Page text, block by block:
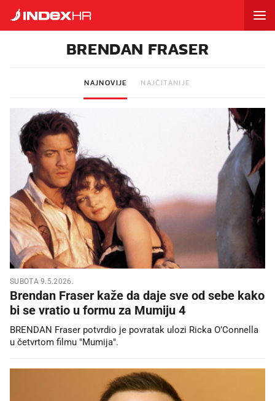
BRENDAN FRASER
NAJNOVIJE NAJČITANIJE
SUBOTA 9.5.2026.
Brendan Fraser kaže da daje sve od sebe kako
bi se vratio u formu za Mumiju 4
BRENDAN Fraser potvrdio je povratak ulozi Ricka O’Connella
u četvrtom filmu "Mumija".